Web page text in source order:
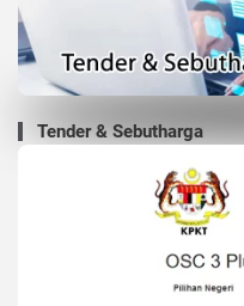
Tender & Sebutharga